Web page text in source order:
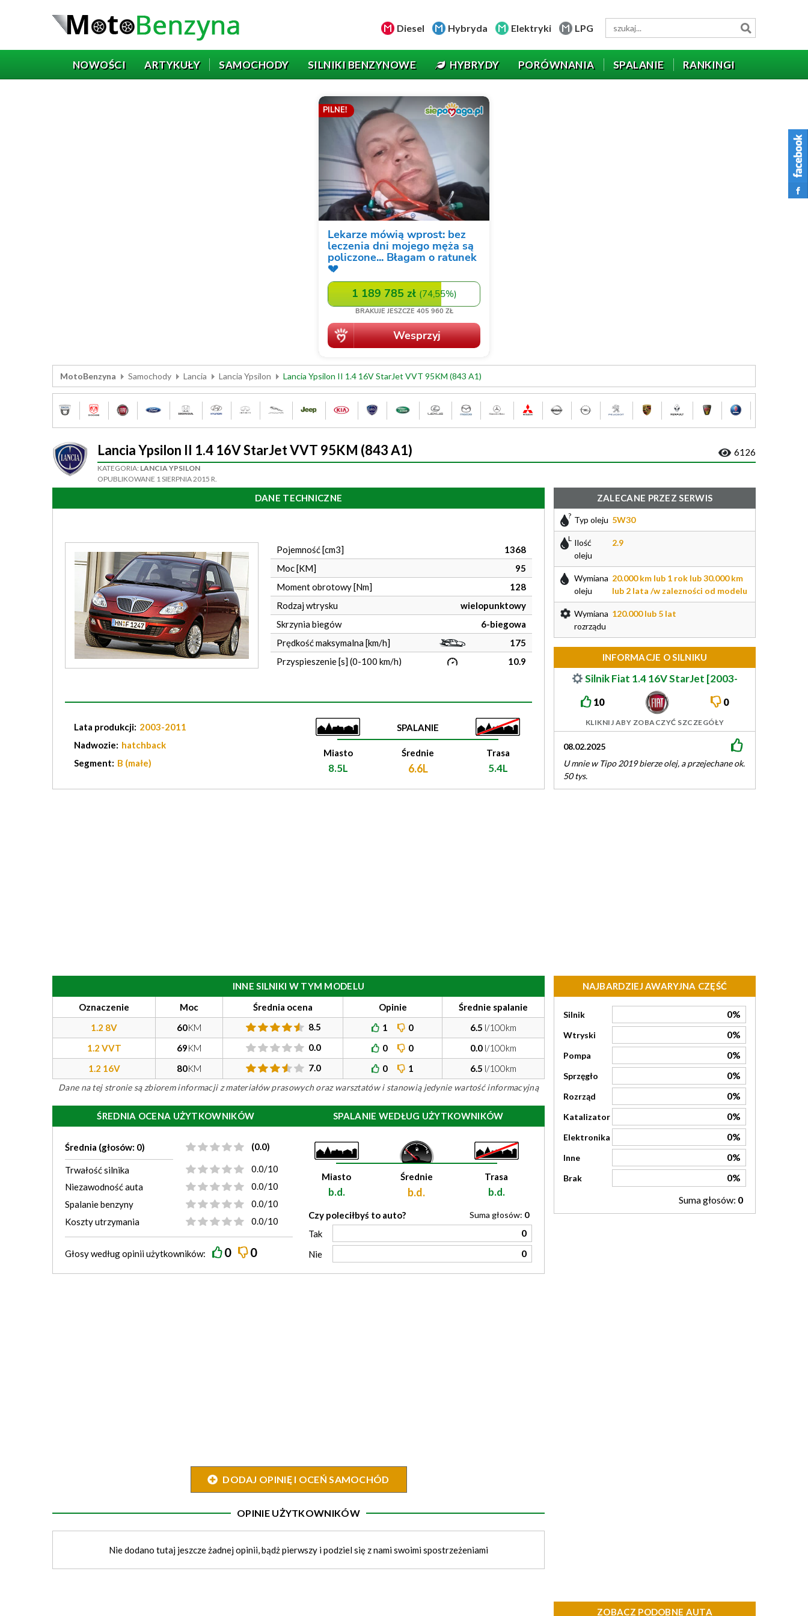
Diesel Hybryda Elektryki LPG
NOWOŚCI ARTYKUŁY SAMOCHODY SILNIKI BENZYNOWE HYBRYDY PORÓWNANIA SPALANIE RANKINGI
MotoBenzyna Samochody Lancia Lancia Ypsilon Lancia Ypsilon II 1.4 16V StarJet VVT 95KM (843 A1)
Lancia Ypsilon II 1.4 16V StarJet VVT 95KM (843 A1) 6126
KATEGORIA: LANCIA YPSILON
OPUBLIKOWANE 1 SIERPNIA 2015 R.
DANE TECHNICZNE
Pojemność [cm3]
1368
Moc [KM]
95
Moment obrotowy [Nm]
128
Rodzaj wtrysku
wielopunktowy
Skrzynia biegów
6-biegowa
Prędkość maksymalna [km/h]
175
Przyspieszenie [s] (0-100 km/h)
10.9
Lata produkcji: 2003-2011
Nadwozie: hatchback
Segment: B (małe)
SPALANIE
Miasto
8.5L
Średnie
6.6L
Trasa
5.4L
ZALECANE PRZEZ SERWIS
Typ oleju 5W30
Ilość
oleju
2.9
Wymiana
oleju
20.000 km lub 1 rok lub 30.000 km
lub 2 lata /w zalezności od modelu
Wymiana
rozrządu
120.000 lub 5 lat
INFORMACJE O SILNIKU
Silnik Fiat 1.4 16V StarJet [2003-
2020]
10 0
KLIKNIJ ABY ZOBACZYĆ SZCZEGÓŁY
08.02.2025
U mnie w Tipo 2019 bierze olej, a przejechane ok.
50 tys.
poleasingowy z
INNE SILNIKI W TYM MODELU
Oznaczenie
Moc Średnia ocena Opinie
Średnie spalanie
1.2 8V
60KM 8.5 1 0 6.5 l/100km
1.2 VVT
69KM 0.0 0 0 0.0 l/100km
1.2 16V
80KM 7.0 0 1 6.5 l/100km
Dane na tej stronie są zbiorem informacji z materiałów prasowych oraz warsztatów i stanowią jedynie wartość informacyjną
ŚREDNIA OCENA UŻYTKOWNIKÓW
Średnia (głosów: 0) (0.0)
Trwałość silnika
0.0/10
Niezawodność auta
0.0/10
Spalanie benzyny
0.0/10
Koszty utrzymania
0.0/10
Głosy wedługopiniiużytkowników: 0 0
SPALANIE WEDŁUG UŻYTKOWNIKÓW
Miasto
b.d.
Średnie
b.d.
Trasa
b.d.
Czy poleciłbyś to auto? Suma głosów: 0
Tak 0
Nie 0
DODAJ OPINIĘ I OCEŃ SAMOCHÓD
OPINIE UŻYTKOWNIKÓW
Nie dodano tutaj jeszcze żadnej opinii, bądż pierwszy i podziel się z nami swoimi spostrzeżeniami
NAJBARDZIEJ AWARYJNA CZĘŚĆ
Silnik 0%
Wtryski 0%
Pompa 0%
Sprzęgło 0%
Rozrząd 0%
Katalizator 0%
Elektronika 0%
Inne 0%
Brak
0%
Suma głosów: 0
ZOBACZ PODOBNE AUTA